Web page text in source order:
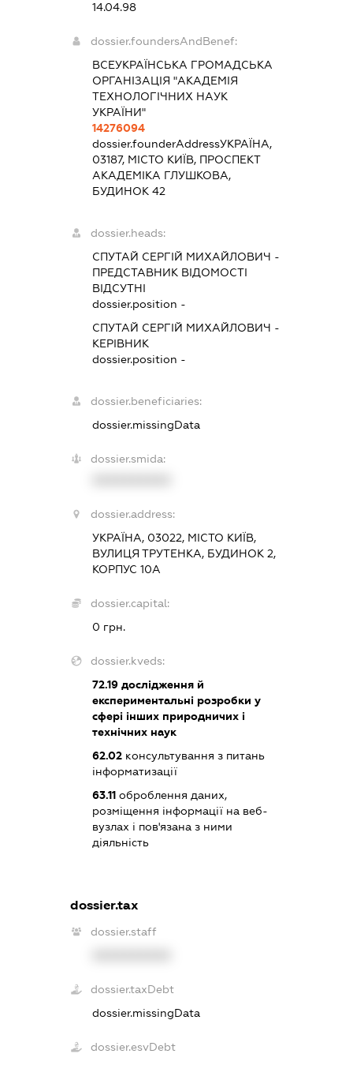
14.04.98
dossier.foundersAndBenef:
ВСЕУКРАЇНСЬКА ГРОМАДСЬКА
ОРГАНІЗАЦІЯ "АКАДЕМІЯ
ТЕХНОЛОГІЧНИХ НАУК
УКРАЇНИ"
14276094
dossier.founderAddressУКРАЇНА,
03187, МІСТО КИЇВ, ПРОСПЕКТ
АКАДЕМІКА ГЛУШКОВА,
БУДИНОК 42
dossier.heads:
СПУТАЙ СЕРГІЙ МИХАЙЛОВИЧ -
ПРЕДСТАВНИК ВІДОМОСТІ
ВІДСУТНІ
dossier.position -
СПУТАЙ СЕРГІЙ МИХАЙЛОВИЧ -
КЕРІВНИК
dossier.position -
dossier.beneficiaries:
dossier.missingData
dossier.smida:
dossier.address:
УКРАЇНА, 03022, МІСТО КИЇВ,
ВУЛИЦЯ ТРУТЕНКА, БУДИНОК 2,
КОРПУС 10А
dossier.capital:
0 грн.
dossier.kveds:
72.19 дослідження й
експериментальні розробки у
сфері інших природничих і
технічних наук
62.02 консультування з питань
інформатизації
63.11 оброблення даних,
розміщення інформації на веб-
вузлах і пов'язана з ними
діяльність
dossier.tax
dossier.staff
dossier.taxDebt
dossier.missingData
dossier.esvDebt